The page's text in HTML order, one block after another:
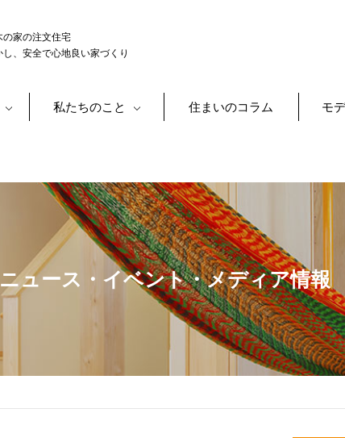
の家の注文住宅
、安全で心地良い家づくり
私たちのこと 住まいのコラム モ
ニュース・イベント・メディア情報